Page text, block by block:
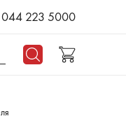
044 223 5000